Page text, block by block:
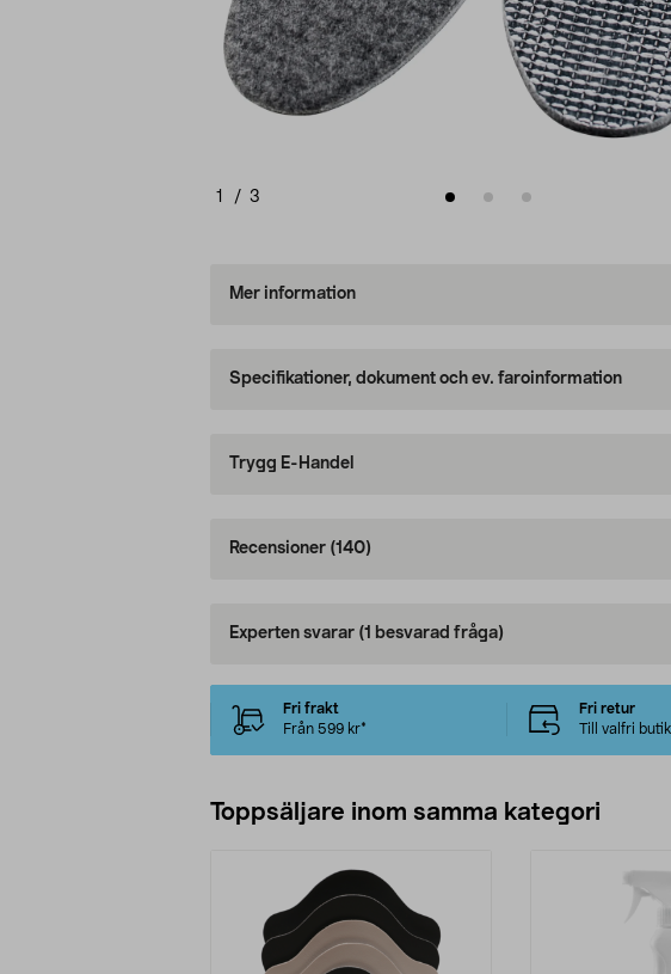
1 / 3
Mer information
Specifikationer, dokument och ev. faroinformation
Trygg E-Handel
Recensioner (140)
Experten svarar (1 besvarad fråga)
Fri frakt
Från 599 kr*
Fri retur
Till valfri butik
Toppsäljare inom samma kategori